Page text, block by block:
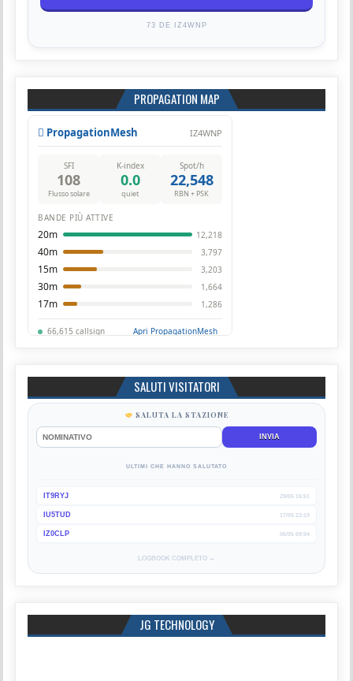
73 DE IZ4WNP
PROPAGATION MAP
SALUTI VISITATORI
SALUTA LA STAZIONE
INVIA
ULTIMI CHE HANNO SALUTATO
IT9RYJ 29/05 15:51
IU5TUD 17/05 23:19
IZ0CLP 06/05 09:54
LOGBOOK COMPLETO →
JG TECHNOLOGY